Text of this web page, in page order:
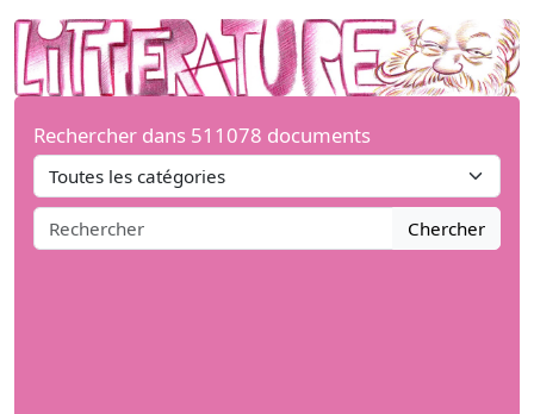
Rechercher dans 511078 documents
Chercher